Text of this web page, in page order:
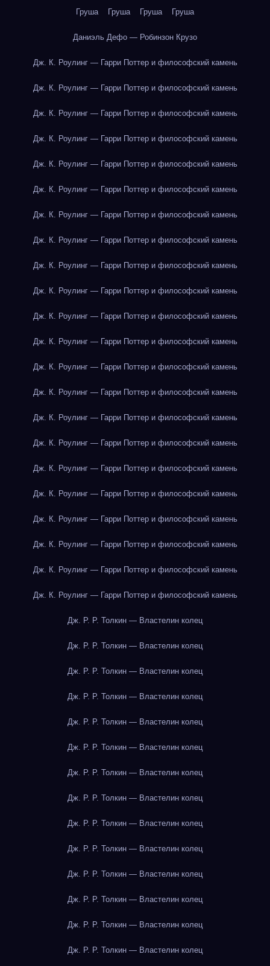
Груша Груша Груша Груша
Даниэль Дефо — Робинзон Крузо
Дж. К. Роулинг — Гарри Поттер и философский камень
Дж. К. Роулинг — Гарри Поттер и философский камень
Дж. К. Роулинг — Гарри Поттер и философский камень
Дж. К. Роулинг — Гарри Поттер и философский камень
Дж. К. Роулинг — Гарри Поттер и философский камень
Дж. К. Роулинг — Гарри Поттер и философский камень
Дж. К. Роулинг — Гарри Поттер и философский камень
Дж. К. Роулинг — Гарри Поттер и философский камень
Дж. К. Роулинг — Гарри Поттер и философский камень
Дж. К. Роулинг — Гарри Поттер и философский камень
Дж. К. Роулинг — Гарри Поттер и философский камень
Дж. К. Роулинг — Гарри Поттер и философский камень
Дж. К. Роулинг — Гарри Поттер и философский камень
Дж. К. Роулинг — Гарри Поттер и философский камень
Дж. К. Роулинг — Гарри Поттер и философский камень
Дж. К. Роулинг — Гарри Поттер и философский камень
Дж. К. Роулинг — Гарри Поттер и философский камень
Дж. К. Роулинг — Гарри Поттер и философский камень
Дж. К. Роулинг — Гарри Поттер и философский камень
Дж. К. Роулинг — Гарри Поттер и философский камень
Дж. К. Роулинг — Гарри Поттер и философский камень
Дж. К. Роулинг — Гарри Поттер и философский камень
Дж. Р. Р. Толкин — Властелин колец
Дж. Р. Р. Толкин — Властелин колец
Дж. Р. Р. Толкин — Властелин колец
Дж. Р. Р. Толкин — Властелин колец
Дж. Р. Р. Толкин — Властелин колец
Дж. Р. Р. Толкин — Властелин колец
Дж. Р. Р. Толкин — Властелин колец
Дж. Р. Р. Толкин — Властелин колец
Дж. Р. Р. Толкин — Властелин колец
Дж. Р. Р. Толкин — Властелин колец
Дж. Р. Р. Толкин — Властелин колец
Дж. Р. Р. Толкин — Властелин колец
Дж. Р. Р. Толкин — Властелин колец
Дж. Р. Р. Толкин — Властелин колец